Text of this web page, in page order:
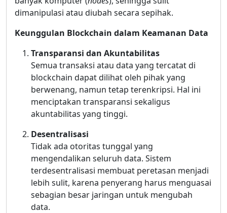
dimanipulasi atau diubah secara sepihak.
Keunggulan Blockchain dalam Keamanan Data
Transparansi dan Akuntabilitas
Semua transaksi atau data yang tercatat di
blockchain dapat dilihat oleh pihak yang
berwenang, namun tetap terenkripsi. Hal ini
menciptakan transparansi sekaligus
akuntabilitas yang tinggi.
Desentralisasi
Tidak ada otoritas tunggal yang
mengendalikan seluruh data. Sistem
terdesentralisasi membuat peretasan menjadi
lebih sulit, karena penyerang harus menguasai
sebagian besar jaringan untuk mengubah
data.